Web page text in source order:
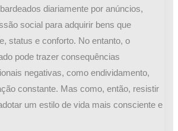
diariamente por anúncios,
social para adquirir bens que
status e conforto. No entanto, o
pode trazer consequências
negativas, como endividamento,
constante. Mas como, então, resistir
um estilo de vida mais consciente e